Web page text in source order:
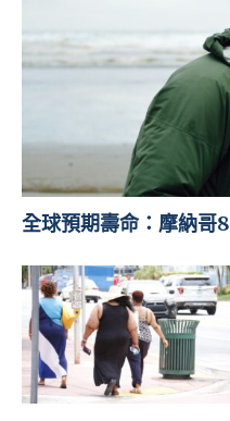
全球預期壽命：摩納哥